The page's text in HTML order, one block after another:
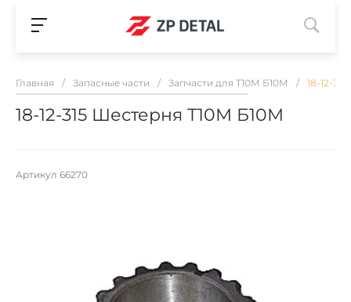
Главная / Запасные части / Запчасти для Т10М Б10М / 18-12-
18-12-315 Шестерня Т10М Б10М
Артикул 66270